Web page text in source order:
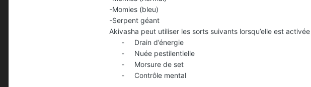
-Momies (bleu)
-Serpent géant
Akivasha peut utiliser les sorts suivants lorsqu’elle est activée
-
Drain d’énergie
-
Nuée pestilentielle
-
Morsure de set
-
Contrôle mental